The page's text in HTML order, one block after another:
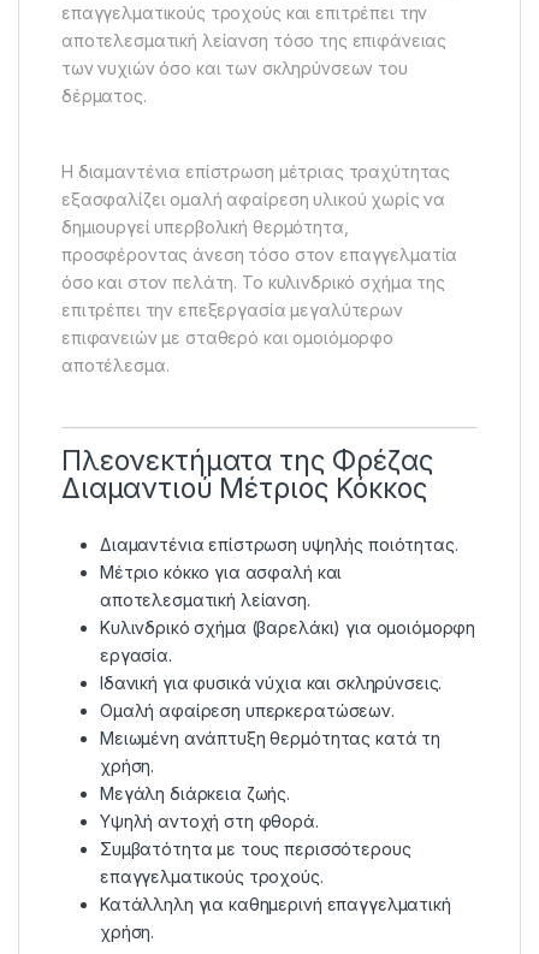
επαγγελματικούς τροχούς και επιτρέπει την
αποτελεσματική λείανση τόσο της επιφάνειας
των νυχιών όσο και των σκληρύνσεων του
δέρματος.
Η διαμαντένια επίστρωση μέτριας τραχύτητας
εξασφαλίζει ομαλή αφαίρεση υλικού χωρίς να
δημιουργεί υπερβολική θερμότητα,
προσφέροντας άνεση τόσο στον επαγγελματία
όσο και στον πελάτη. Το κυλινδρικό σχήμα της
επιτρέπει την επεξεργασία μεγαλύτερων
επιφανειών με σταθερό και ομοιόμορφο
αποτέλεσμα.
Πλεονεκτήματα της Φρέζας
Διαμαντιού Μέτριος Κόκκος
Διαμαντένια επίστρωση υψηλής ποιότητας.
Μέτριο κόκκο για ασφαλή και
αποτελεσματική λείανση.
Κυλινδρικό σχήμα (βαρελάκι) για ομοιόμορφη
εργασία.
Ιδανική για φυσικά νύχια και σκληρύνσεις.
Ομαλή αφαίρεση υπερκερατώσεων.
Μειωμένη ανάπτυξη θερμότητας κατά τη
χρήση.
Μεγάλη διάρκεια ζωής.
Υψηλή αντοχή στη φθορά.
Συμβατότητα με τους περισσότερους
επαγγελματικούς τροχούς.
Κατάλληλη για καθημερινή επαγγελματική
χρήση.